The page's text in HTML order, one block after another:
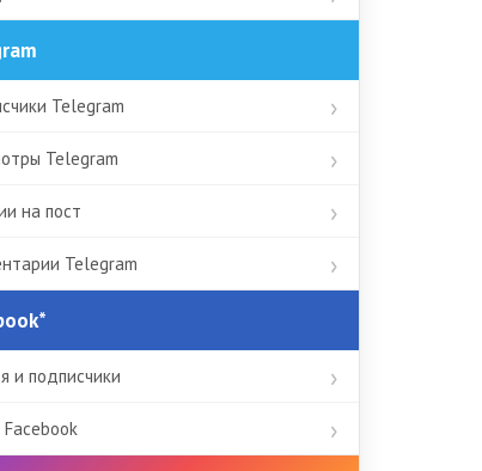
Telegram
Telegram
на пост
Telegram
и подписчики